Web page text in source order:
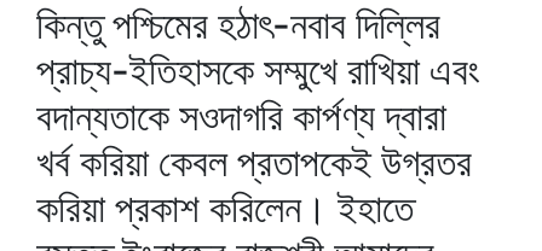
কিন্তু পশ্চিমের হঠাৎ-নবাব দিল্লির
প্রাচ্য-ইতিহাসকে সম্মুখে রাখিয়া এবং
বদান্যতাকে সওদাগরি কার্পণ্য দ্বারা
খর্ব করিয়া কেবল প্রতাপকেই উগ্রতর
করিয়া প্রকাশ করিলেন। ইহাতে